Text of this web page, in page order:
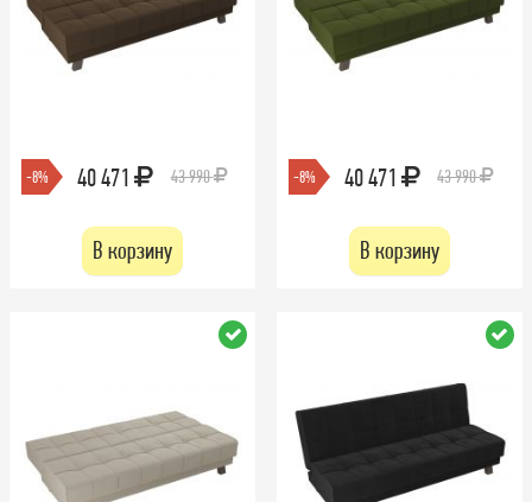
-8% 40 471 43 990
В корзину
-8% 40 471 43 990
В корзину